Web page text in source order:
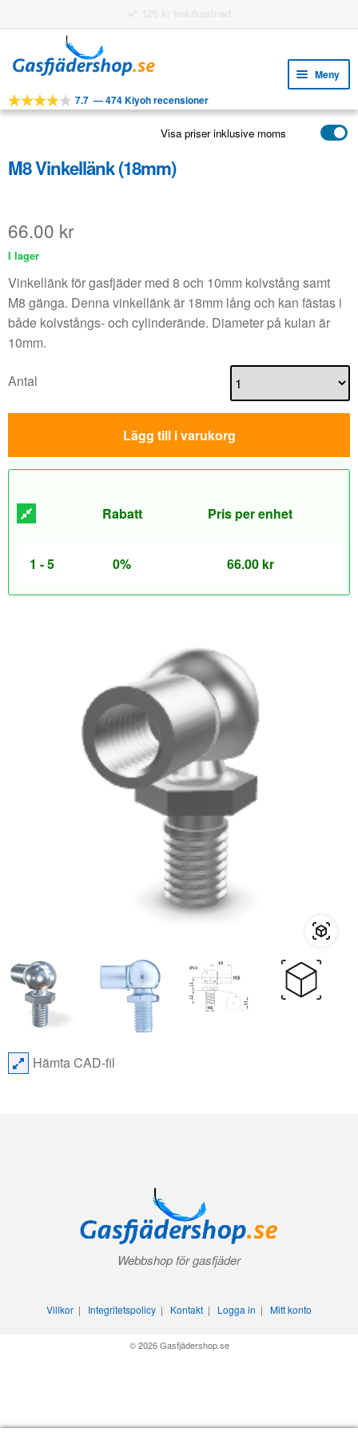
till
navigering
till
innehåll
Meny
VERKTYG
APPLIKATIONER
VANLIGA FRÅGOR
7.7 —474 Kiyoh recensioner
Visa priser inklusive moms
M8 Vinkellänk (18mm)
66.00 kr
I lager
Vinkellänk för gasfjäder med 8 och 10mm kolvstång samt
M8 gänga. Denna vinkellänk är 18mm lång och kan fästas i
både kolvstångs- och cylinderände. Diameter på kulan är
10mm.
Antal
Lägg till i varukorg
Rabatt Pris per enhet
1 - 5 0% 66.00 kr
Hämta CAD-fil
Webbshop för gasfjäder
Villkor | Integritetspolicy | Kontakt | Logga in | Mitt konto
© 2026 Gasfjädershop.se